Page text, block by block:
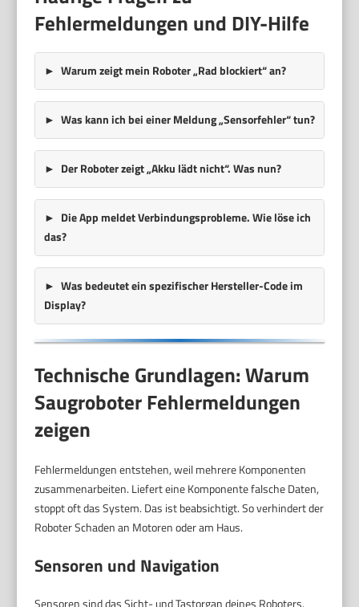
Fehlermeldungen und DIY-Hilfe
Warum zeigt mein Roboter „Rad blockiert“ an?
Was kann ich bei einer Meldung „Sensorfehler“ tun?
Der Roboter zeigt „Akku lädt nicht“. Was nun?
Die App meldet Verbindungsprobleme. Wie löse ich
das?
Was bedeutet ein spezifischerHersteller-Codeim
Display?
Technische Grundlagen: Warum
Saugroboter Fehlermeldungen
zeigen
Fehlermeldungen entstehen, weil mehrere Komponenten
zusammenarbeiten. Liefert eine Komponente falsche Daten,
stoppt oft das System. Das ist beabsichtigt. So verhindert der
Roboter Schaden an Motoren oder am Haus.
Sensoren und Navigation